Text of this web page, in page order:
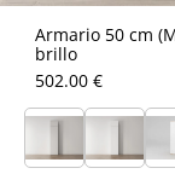
Armario 50 cm
brillo
502.00 €